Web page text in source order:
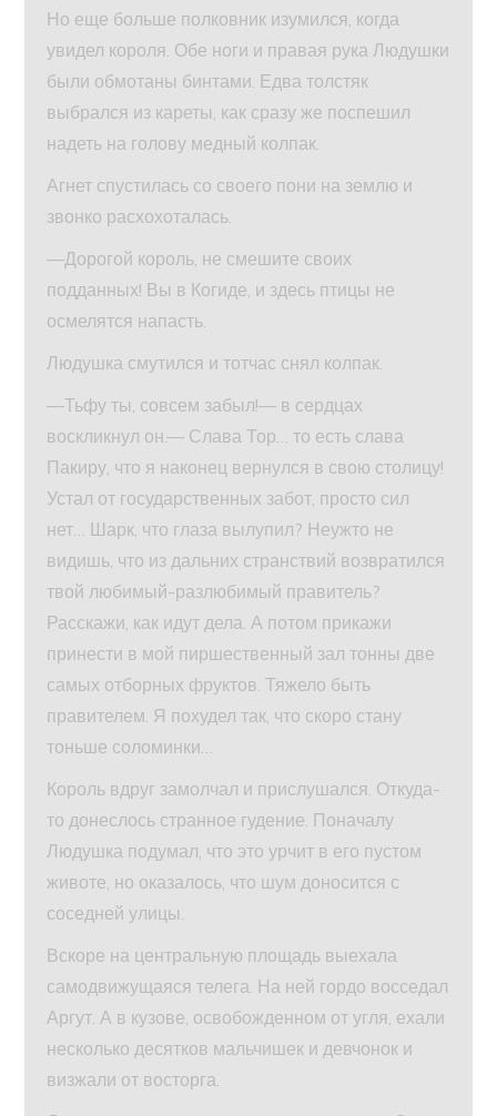
Но еще больше полковник изумился, когда
увидел короля. Обе ноги и правая рука Людушки
были обмотаны бинтами. Едва толстяк
выбрался из кареты, как сразу же поспешил
надеть на голову медный колпак.
Агнет спустилась со своего пони на землю и
звонко расхохоталась.
—Дорогой король, не смешите своих
подданных! Вы в Когиде, и здесь птицы не
осмелятся напасть.
Людушка смутился и тотчас снял колпак.
—Тьфу ты, совсем забыл!— в сердцах
воскликнул он.— Слава Тор… то есть слава
Пакиру, что я наконец вернулся в свою столицу!
Устал от государственных забот, просто сил
нет… Шарк, что глаза вылупил? Неужто не
видишь, что из дальних странствий возвратился
твой любимый-разлюбимый правитель?
Расскажи, как идут дела. А потом прикажи
принести в мой пиршественный зал тонны две
самых отборных фруктов. Тяжело быть
правителем. Я похудел так, что скоро стану
тоньше соломинки…
Король вдруг замолчал и прислушался. Откуда-
то донеслось странное гудение. Поначалу
Людушка подумал, что это урчит в его пустом
животе, но оказалось, что шум доносится с
соседней улицы.
Вскоре на центральную площадь выехала
самодвижущаяся телега. На ней гордо восседал
Аргут. А в кузове, освобожденном от угля, ехали
несколько десятков мальчишек и девчонок и
визжали от восторга.